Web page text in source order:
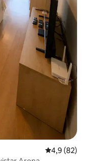
Priemerné
4,9 (82)